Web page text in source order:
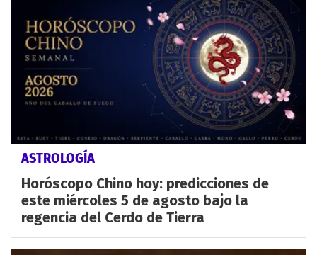
ASTROLOGÍA
Horóscopo Chino hoy: predicciones de
este miércoles 5 de agosto bajo la
regencia del Cerdo de Tierra